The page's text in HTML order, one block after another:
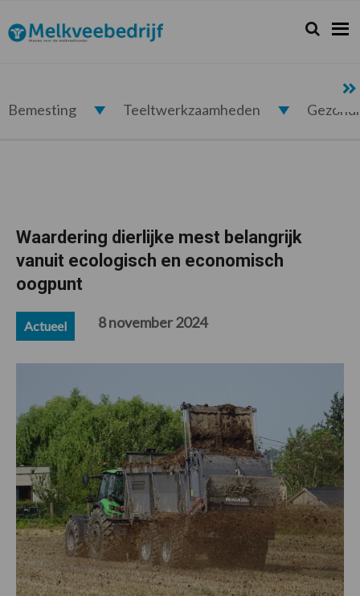
de
hoofdnavigatie
de
hoofd
de
eerste
de
voettekst
Melkveebedrijf.nl Zoeken...
Zoek
Bemesting Teeltwerkzaamheden
Waardering dierlijke mest belangrijk
vanuit ecologisch en economisch
oogpunt
Actueel 8 november 2024